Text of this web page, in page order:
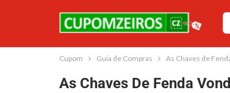
Cupom Guia de Compras As Chaves de
As Chaves De Fenda